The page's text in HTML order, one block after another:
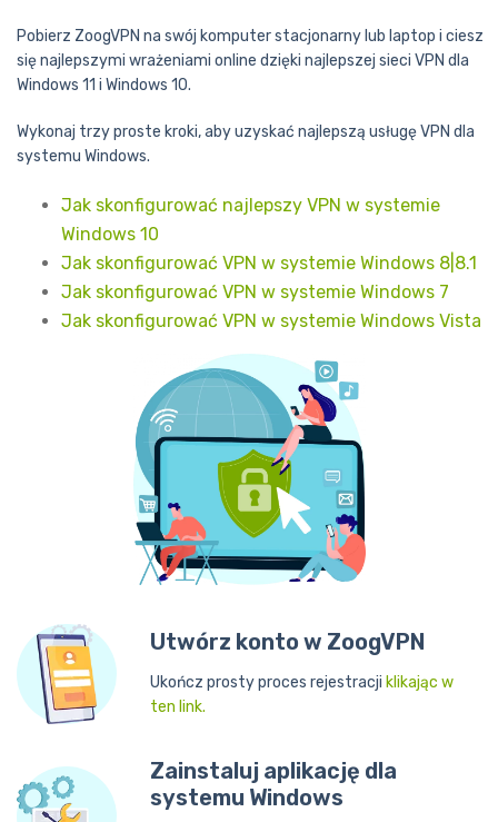
Pobierz ZoogVPN na swój komputer stacjonarny lub laptop i ciesz
się najlepszymi wrażeniami online dzięki najlepszej sieci VPN dla
Windows 11 i Windows 10.
Wykonaj trzy proste kroki, aby uzyskać najlepszą usługę VPN dla
systemu Windows.
Jak skonfigurować najlepszy VPN w systemie
Windows 10
Jak skonfigurować VPN w systemie Windows 8|8.1
Jak skonfigurować VPN w systemie Windows 7
Jak skonfigurować VPN w systemie Windows Vista
Utwórz konto w ZoogVPN
Ukończ prosty proces rejestracji klikając w
ten link.
Zainstaluj aplikację dla
systemu Windows